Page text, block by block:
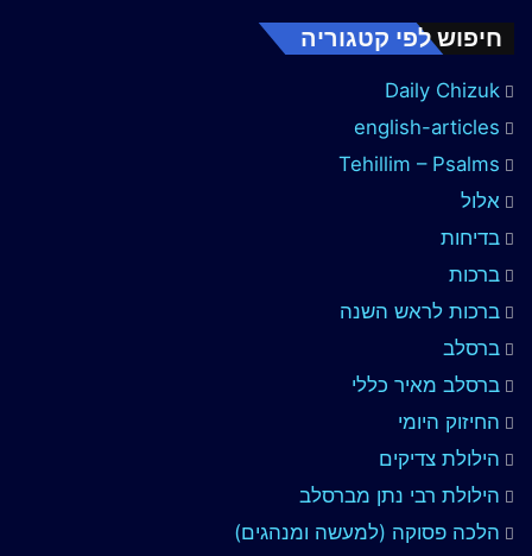
חיפוש לפי קטגוריה
Daily Chizuk
english-articles
Tehillim – Psalms
אלול
בדיחות
ברכות
ברכות לראש השנה
ברסלב
ברסלב מאיר כללי
החיזוק היומי
הילולת צדיקים
הילולת רבי נתן מברסלב
הלכה פסוקה (למעשה ומנהגים)